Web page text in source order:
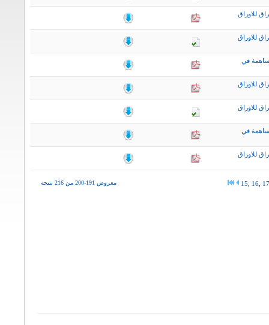
للاوراق
للاوراق
في
للاوراق
للاوراق
في
للاوراق
معروض 191-200 من 216 نتيجة 15 16 17